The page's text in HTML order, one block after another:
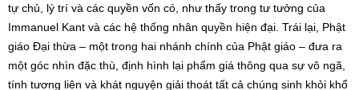
tự chủ, lý trí và các quyền vốn có, như thấy trong tư tưởng của
Immanuel Kant và các hệ thống nhân quyền hiện đại. Trái lại, Phật
giáo Đại thừa – một trong hai nhánh chính của Phật giáo – đưa ra
một góc nhìn đặc thù, định hình lại phẩm giá thông qua sự vô ngã,
tính tương liên và khát nguyện giải thoát tất cả chúng sinh khỏi khổ